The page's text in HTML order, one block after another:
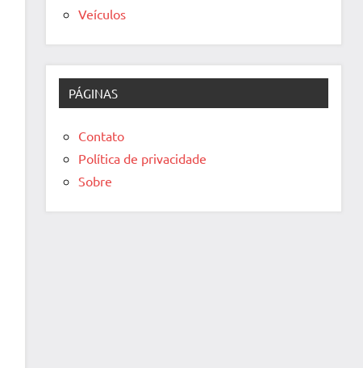
Veículos
PÁGINAS
Contato
Política de privacidade
Sobre